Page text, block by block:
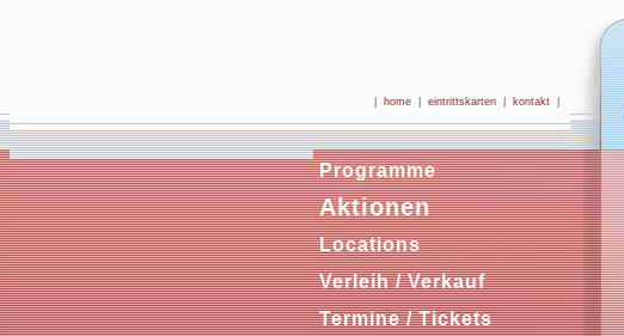
home eintrittskarten kontakt
Programme
Aktionen
Locations
Verleih / Verkauf
Termine / Tickets